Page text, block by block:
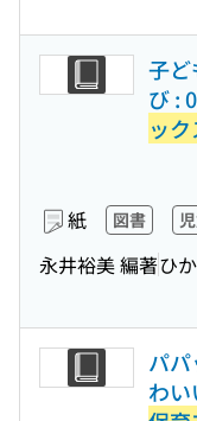
子ど
び :
ック
紙 図書
永井裕美 編著ひ
パ
わ